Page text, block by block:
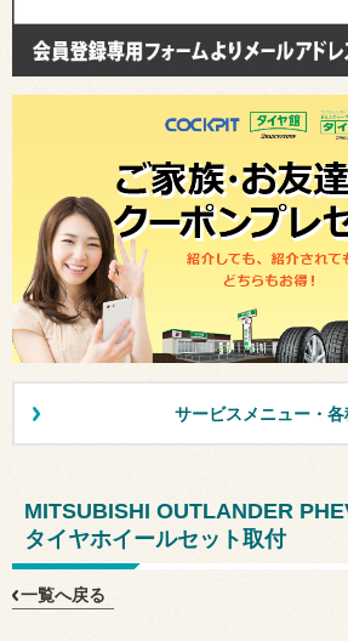
サービスメニュー・各
MITSUBISHI OUTLANDER
タイヤホイールセット取付
一覧へ戻る